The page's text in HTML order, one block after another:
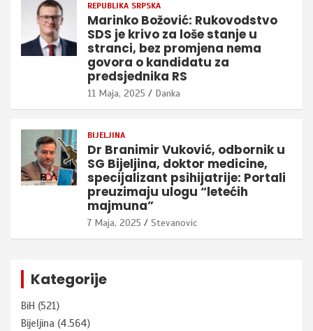
REPUBLIKA SRPSKA
Marinko Božović: Rukovodstvo
SDS je krivo za loše stanje u
stranci, bez promjena nema
govora o kandidatu za
predsjednika RS
11 Maja, 2025 Danka
BIJELJINA
Dr Branimir Vuković, odbornik u
SG Bijeljina, doktor medicine,
specijalizant psihijatrije: Portali
preuzimaju ulogu “letećih
majmuna”
7 Maja, 2025 Stevanovic
Kategorije
BiH (521)
Bijeljina (4.564)